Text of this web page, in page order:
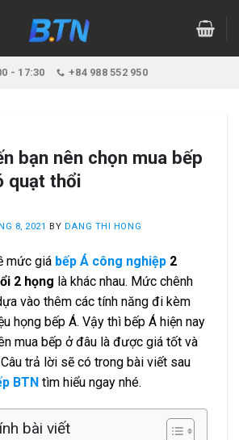
- 17:30 +84 988 552 950
bạn nên chọn mua bếp
quạt thổi
8, 2021 BY DANG THI HONG
mức giá bếp Á công nghiệp 2
2 họng là khác nhau. Mức chênh
vào thêm các tính năng đi kèm
họng bếp Á. Vậy thì bếp Á hiện nay
mua bếp ở đâu là được giá tốt và
trả lời sẽ có trong bài viết sau
BTN tìm hiểu ngay nhé.
bài viết